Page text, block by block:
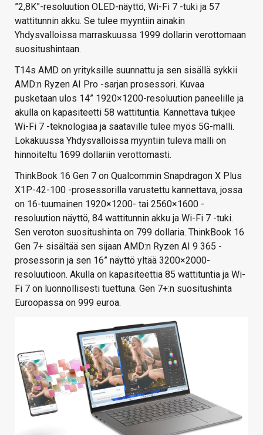
”2,8K”-resoluution OLED-näyttö, Wi-Fi 7 -tuki ja 57
wattitunnin akku. Se tulee myyntiin ainakin
Yhdysvalloissa marraskuussa 1999 dollarin verottomaan
suositushintaan.
T14s AMD on yrityksille suunnattu ja sen sisällä sykkii
AMD:n Ryzen AI Pro -sarjan prosessori. Kuvaa
pusketaan ulos 14” 1920×1200-resoluution paneelille ja
akulla on kapasiteetti 58 wattituntia. Kannettava tukjee
Wi-Fi 7 -teknologiaa ja saataville tulee myös 5G-malli.
Lokakuussa Yhdysvalloissa myyntiin tuleva malli on
hinnoiteltu 1699 dollariin verottomasti.
ThinkBook 16 Gen 7 on Qualcommin Snapdragon X Plus
X1P-42-100 -prosessorilla varustettu kannettava, jossa
on 16-tuumainen 1920×1200- tai 2560×1600 -
resoluution näyttö, 84 wattitunnin akku ja Wi-Fi 7 -tuki.
Sen veroton suositushinta on 799 dollaria. ThinkBook 16
Gen 7+ sisältää sen sijaan AMD:n Ryzen AI 9 365 -
prosessorin ja sen 16” näyttö yltää 3200×2000-
resoluutioon. Akulla on kapasiteettia 85 wattituntia ja Wi-
Fi 7 on luonnollisesti tuettuna. Gen 7+:n suositushinta
Euroopassa on 999 euroa.